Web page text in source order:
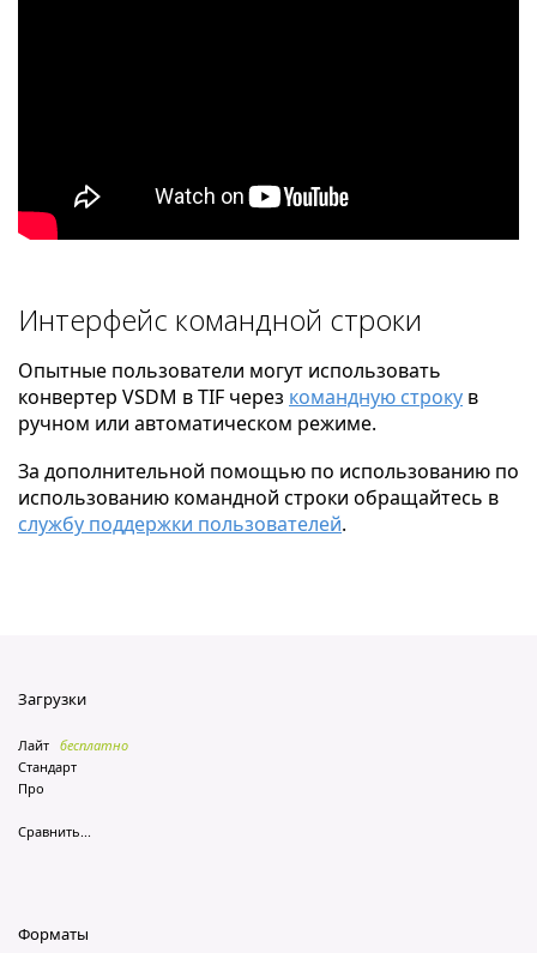
Интерфейс командной строки
Опытные пользователи могут использовать
конвертер VSDM в TIF через командную строку в
ручном или автоматическом режиме.
За дополнительной помощью по использованию по
использованию командной строки обращайтесь в
службу поддержки пользователей.
Загрузки
Лайт бесплатно
Стандарт
Про
Сравнить...
Форматы